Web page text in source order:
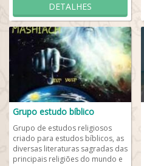
DETALHES
Grupo estudo bíblico
Grupo de estudos religiosos
criado para estudos bíblicos, as
diversas literaturas sagradas das
principais religiões do mundo e